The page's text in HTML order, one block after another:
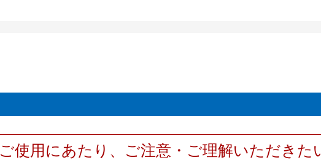
ご使用にあたり、ご注意・ご理解いただきた